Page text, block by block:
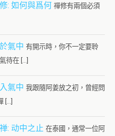
: 如何與爲何 禪修有兩個必須
氣中 有開示時，你不一定要聆
待在 […]
氣中 我跟隨阿姜放之初，曾經問
[…]
: 动中之止 在泰國，通常一位阿